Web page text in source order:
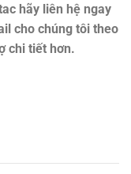
hãy liên hệ ngay
cho chúng tôi theo
chi tiết hơn.